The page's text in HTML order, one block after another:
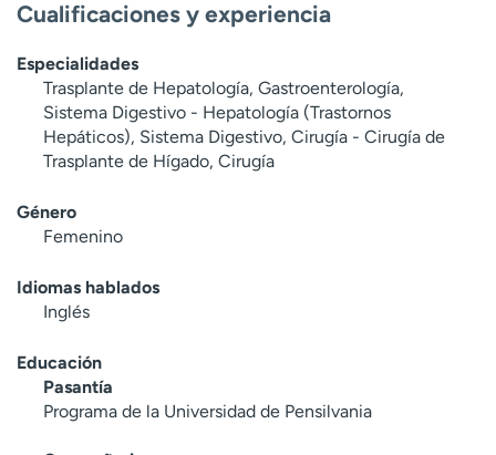
Cualificaciones y experiencia
Especialidades
Trasplante de Hepatología, Gastroenterología,
Sistema Digestivo - Hepatología (Trastornos
Hepáticos), Sistema Digestivo, Cirugía - Cirugía de
Trasplante de Hígado, Cirugía
Género
Femenino
Idiomas hablados
Inglés
Educación
Pasantía
Programa de la Universidad de Pensilvania